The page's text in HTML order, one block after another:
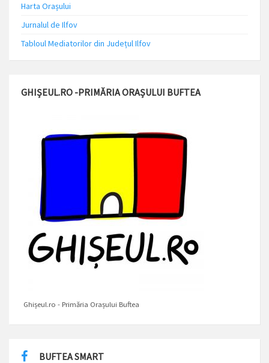
Harta Orașului
Jurnalul de Ilfov
Tabloul Mediatorilor din Județul Ilfov
GHIȘEUL.RO -PRIMĂRIA ORAȘULUI BUFTEA
Ghișeul.ro - Primăria Orașului Buftea
BUFTEA SMART